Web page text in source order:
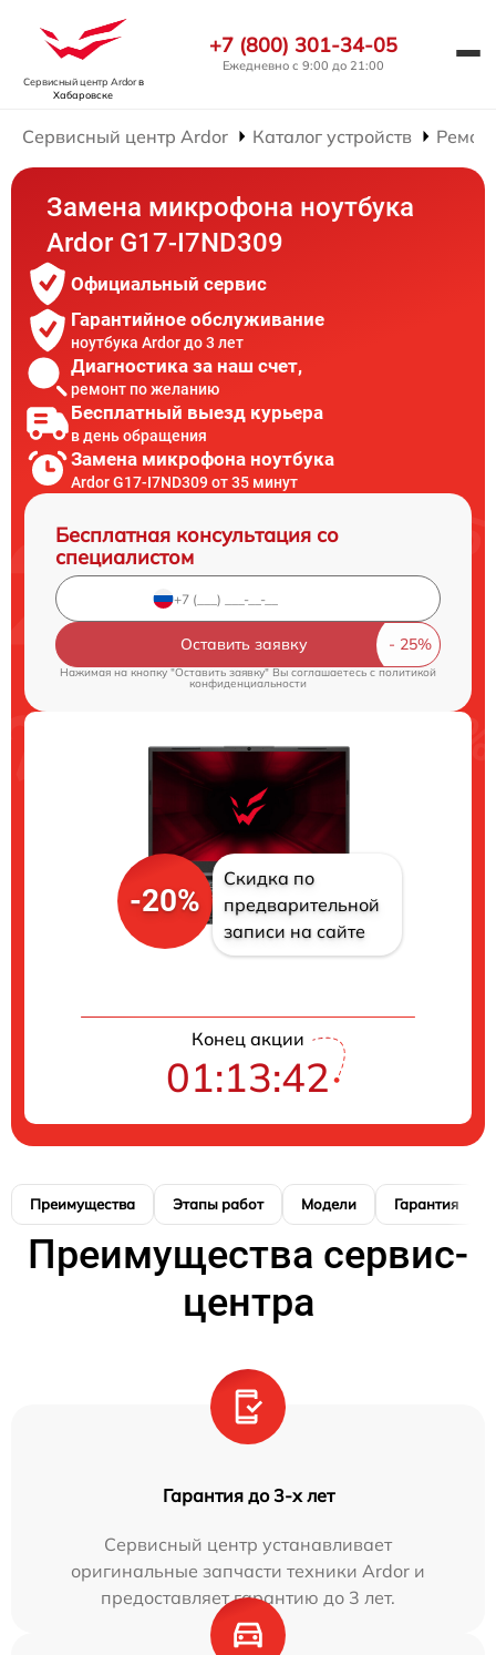
Сервисный центр Ardorв
Хабаровске
+7 (800) 301-34-05
Ежедневно с 9:00 до 21:00
Сервисный центр Ardor Каталог устройств
Замена микрофона ноутбука
Ardor G17-I7ND309
Официальный сервис
Гарантийное обслуживание
ноутбука Ardor до 3 лет
Диагностика за наш счет,
ремонт по желанию
Бесплатный выезд курьера
в день обращения
Замена микрофона ноутбука
Ardor G17-I7ND309 от 35 минут
Бесплатная консультация со
специалистом
Оставить заявку
Нажимая на кнопку "Оставить заявку" Вы соглашаетесь cполитикой
конфиденциальности
-20%
Скидка по
предварительной
записи на сайте
Конец акции
01:13:41
Преимущества Этапы работ Модели Гарантия
Преимущества сервис-
центра
Гарантия до 3-х лет
Сервисный центр устанавливает
оригинальные запчасти техники Ardor и
предоставляет гарантию до 3 лет.